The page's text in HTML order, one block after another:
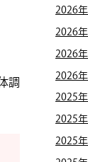
調
2026
2026
2026
2026
2025
2025
2025